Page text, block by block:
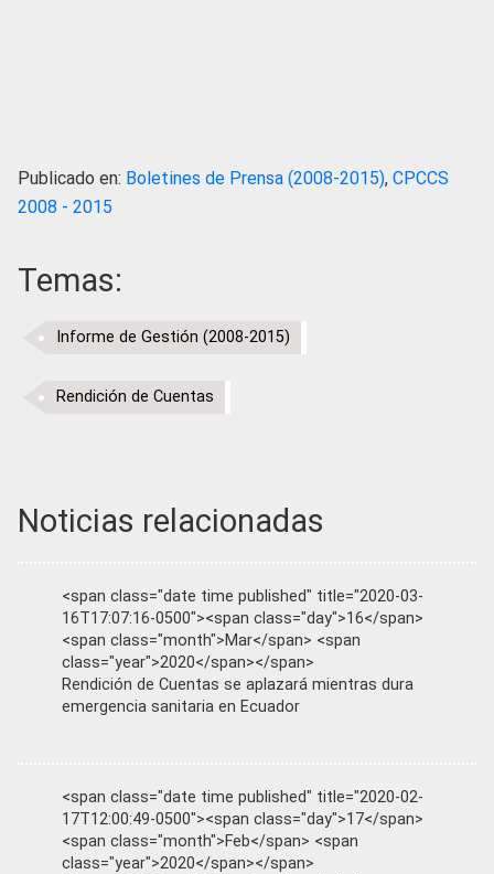
Publicado en: Boletines de Prensa (2008-2015), CPCCS
2008 - 2015
Temas:
Informe de Gestión (2008-2015)
Rendición de Cuentas
Noticias relacionadas
<span class="date time published" title="2020-03-
16T17:07:16-0500"><span class="day">16</span>
<span class="month">Mar</span> <span
class="year">2020</span></span>
Rendición de Cuentas se aplazará mientras dura
emergencia sanitaria en Ecuador
<span class="date time published" title="2020-02-
17T12:00:49-0500"><span class="day">17</span>
<span class="month">Feb</span> <span
class="year">2020</span></span>